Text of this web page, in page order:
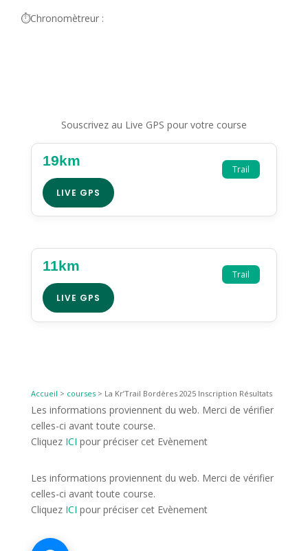
⏱️Chronomètreur :
Souscrivez au Live GPS pour votre course
Trail
19km
LIVE GPS
Trail
11km
LIVE GPS
Accueil > courses> La Kr’Trail Bordères 2025 Inscription Résultats
Les informations proviennent du web. Merci de vérifier
celles-ci avant toute course.
Cliquez ICI pour préciser cet Evènement
Les informations proviennent du web. Merci de vérifier
celles-ci avant toute course.
Cliquez ICI pour préciser cet Evènement